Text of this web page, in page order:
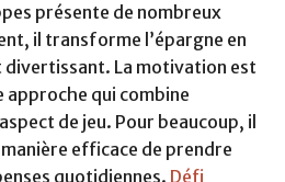
présente de nombreux
il transforme l’épargne en
divertissant. La motivation est
qui combine
de jeu. Pour beaucoup, il
efficace de prendre
quotidiennes. Défi